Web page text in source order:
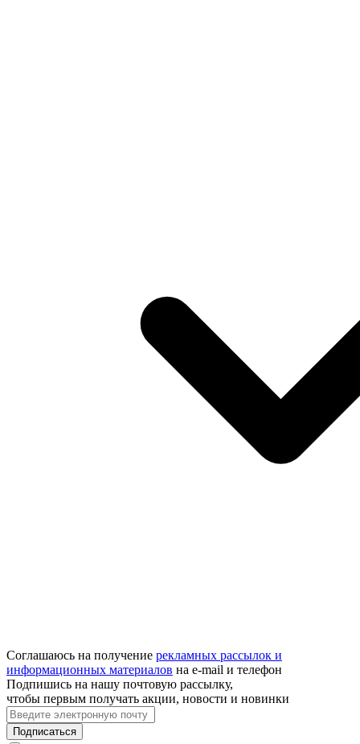
Соглашаюсь на получение рекламных рассылок и
информационных материалов на e‑mail и телефон
Подпишись на нашу почтовую рассылку,
чтобы первым получать акции, новости и новинки
Подписаться